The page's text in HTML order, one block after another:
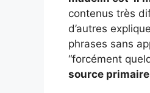
contenus très
d’autres
phrases sans
“forcément
source